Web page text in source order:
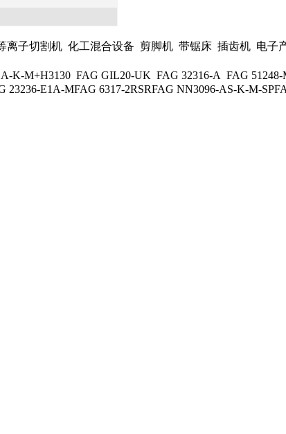
切割机 化工混合设备 剪脚机 带锯床 插齿机 电子
M+H3130 FAG GIL20-UK FAG 32316-A FAG
E1A-MFAG 6317-2RSRFAG NN3096-AS-K-M-